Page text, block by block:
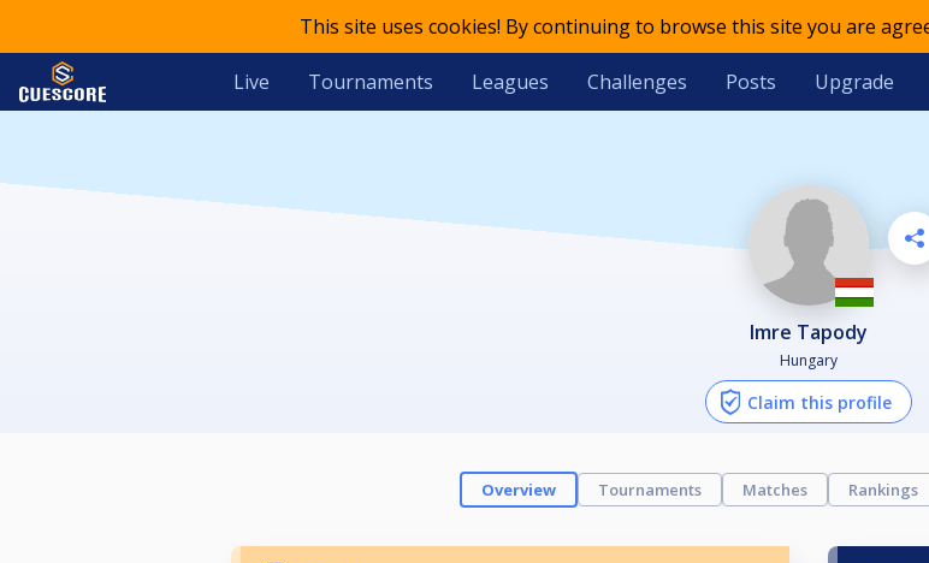
This site uses cookies! By continuing to browse this site you are
Live Tournaments Leagues Challenges Posts Upgrade
Imre Tapody
Hungary
Claim this profile
Overview Tournaments Matches Rankings